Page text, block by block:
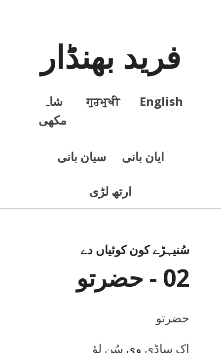
فرید بھنڈار
English
ਗੁਰਮੁਖੀ
شاہ
مکھی
ايان بانی سيان بانی
ارتھ لڑی
سُنیہڑے کون کوئیاں دے
02 - حضرتو
حضرتو
اِک ساڈی وی سُن لؤ